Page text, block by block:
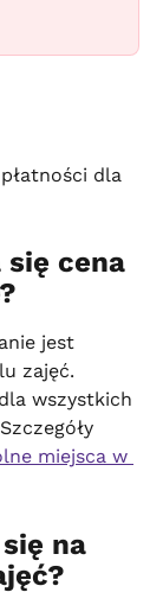
dla
się cena
jest
zajęć.
wszystkich
miejsca w
na